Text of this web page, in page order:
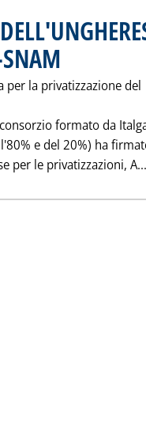
per la privatizzazione del
formato da
e del 20%) ha
per le privatizzazioni, A...